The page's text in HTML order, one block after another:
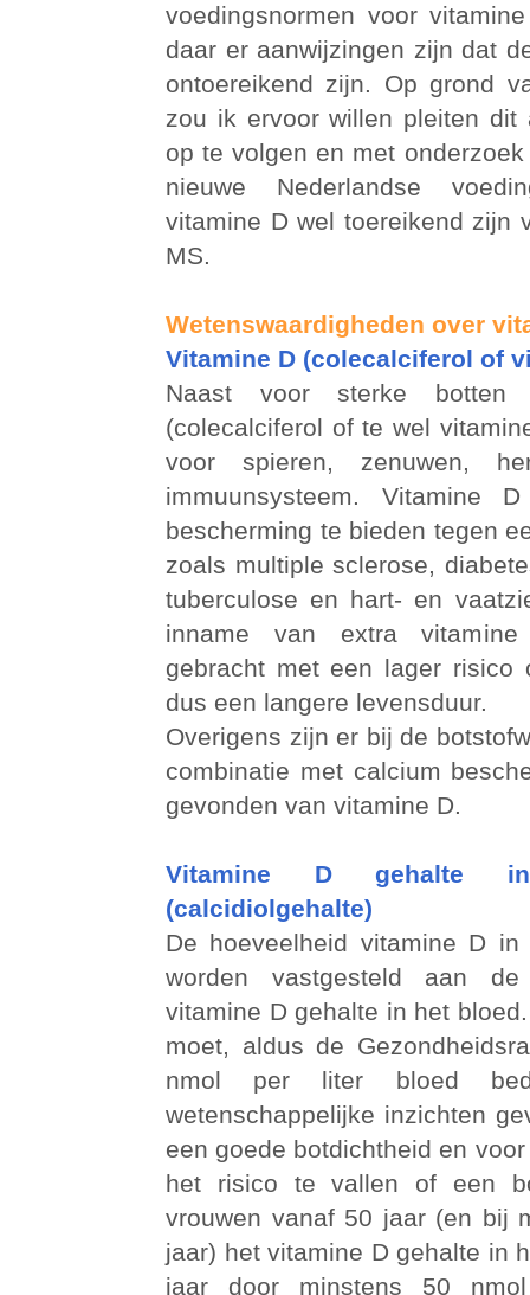
voedingsnormen voor
daar er aanwijzingen zijn dat
ontoereikend zijn. Op grond
zou ik ervoor willen pleiten dit
op te volgen en met
nieuwe Nederlandse
vitamine D wel toereikend zijn
MS.
Wetenswaardigheden over
Vitamine D (colecalciferol of
Naast voor sterke
(colecalciferol of te wel
voor spieren, zenuwen,
immuunsysteem. Vitamine
bescherming te bieden tegen
zoals multiple sclerose,
tuberculose en hart- en
inname van extra
gebracht met een lager risico
dus een langere levensduur.
Overigens zijn er bij de
combinatie met calcium
gevonden van vitamine D.
Vitamine D gehalte
(calcidiolgehalte)
De hoeveelheid vitamine D
worden vastgesteld aan
vitamine D gehalte in het
moet, aldus de
nmol per liter bloed
wetenschappelijke inzichten
een goede botdichtheid en
het risico te vallen of een
vrouwen vanaf 50 jaar (en bij
jaar) het vitamine D gehalte in
jaar door minstens 50